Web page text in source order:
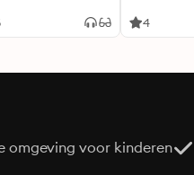
4
omgeving voor kinderen